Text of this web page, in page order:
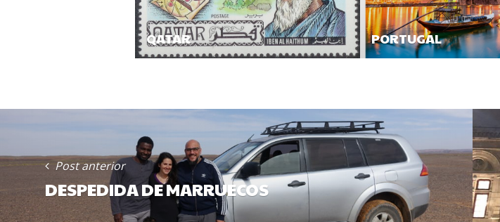
QATAR PORTUGAL
NAVIGATION
Post anterior
DESPEDIDA DE MARRUECOS